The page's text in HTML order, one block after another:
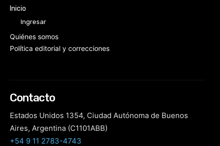
Inicio
Ingresar
Quiénes somos
Política editorial y correcciones
Contacto
Estados Unidos 1354, Ciudad Autónoma de Buenos
Aires, Argentina (C1101ABB)
+54 9 11 2783-4743